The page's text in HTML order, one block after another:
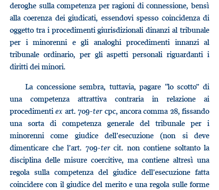
deroghe sulla competenza per ragioni di connessione, bensì
alla coerenza dei giudicati, essendovi spesso coincidenza di
oggetto tra i procedimenti giurisdizionali dinanzi al tribunale
per i minorenni e gli analoghi procedimenti innanzi al
tribunale ordinario, per gli aspetti personali riguardanti i
diritti dei minori.
La concessione sembra, tuttavia, pagare “lo scotto” di
una competenza attrattiva contraria in relazione ai
procedimentiex art. 709-tercpc, ancora comma 28, fissando
una sorta di competenza generale del tribunale per i
minorenni come giudice dell’esecuzione (non si deve
dimenticare che l’art. 709-tercit. non contiene soltanto la
disciplina delle misure coercitive, ma contiene altresì una
regola sulla competenza del giudice dell’esecuzione fatta
coincidere con il giudice del merito e una regola sulle forme